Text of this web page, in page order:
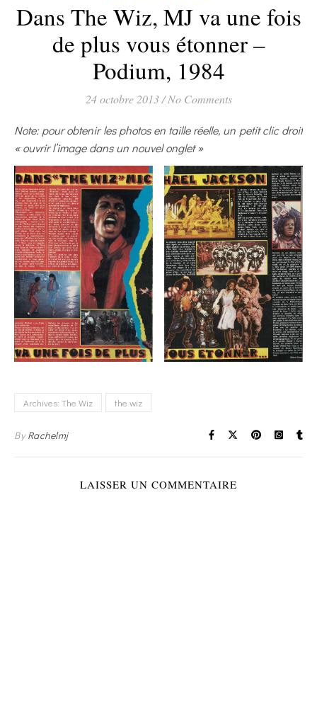
Dans The Wiz, MJ va une fois
de plus vous étonner –
Podium, 1984
24 octobre 2013 / No Comments
Note: pour obtenir les photos en taille réelle, un petit clic droit
« ouvrir l’image dans un nouvel onglet »
Archives: The Wiz the wiz
ByRachelmj
LAISSER UN COMMENTAIRE